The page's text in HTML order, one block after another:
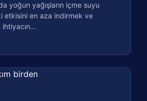
yoğun yağışların içme suyu
etkisini en aza indirmek ve